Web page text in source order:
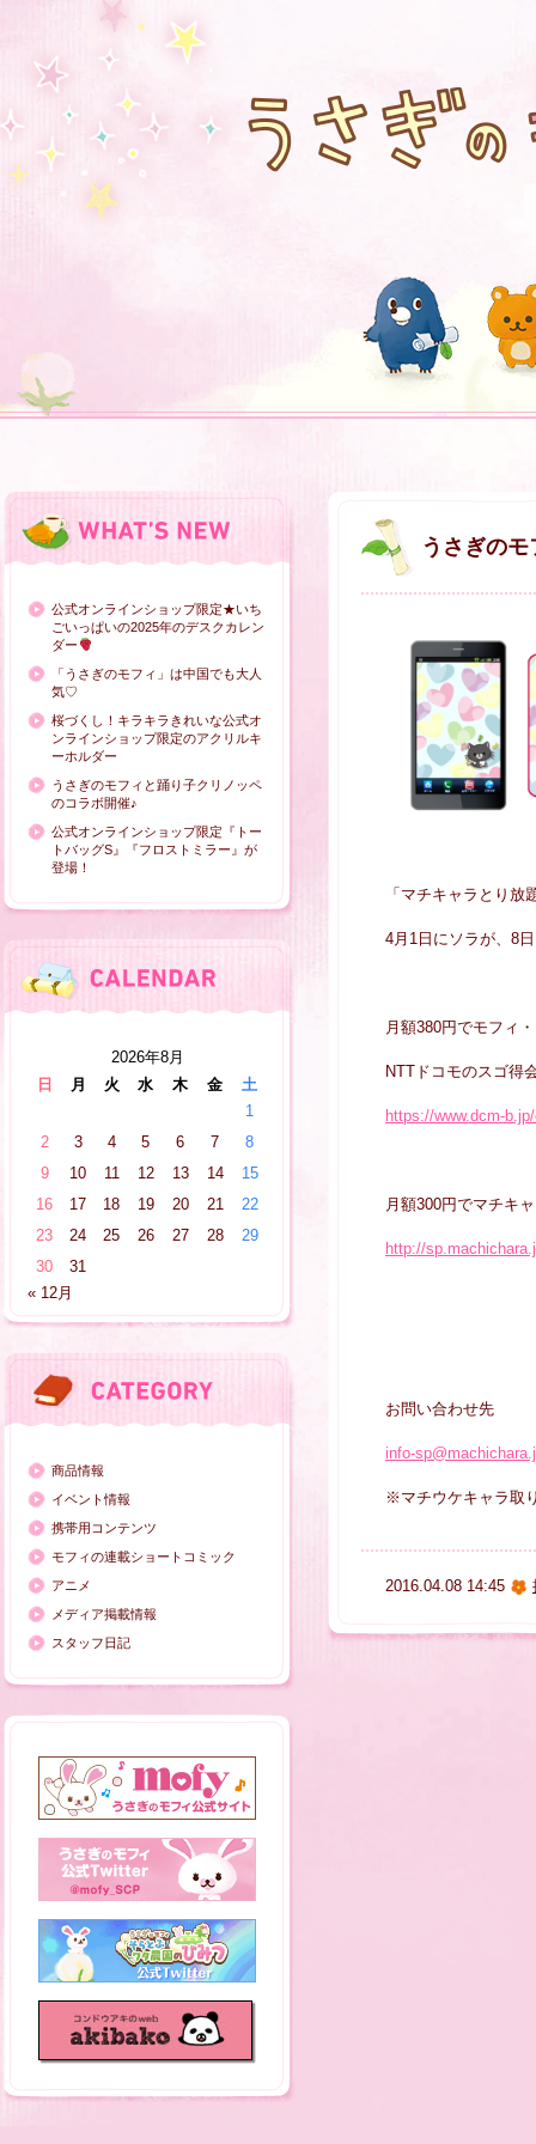
公式オンラインショップ限定★いち
ごいっぱいの2025年のデスクカレン
ダー
「うさぎのモフィ」は中国でも大人
気♡
桜づくし！キラキラきれいな公式オ
ンラインショップ限定のアクリルキ
ーホルダー
うさぎのモフィと踊り子クリノッペ
のコラボ開催♪
公式オンラインショップ限定『トー
トバッグS』『フロストミラー』が
登場！
2026年8月
日
月 火 水 木 金
土
1
2
3 4 5 6 7
8
9
10 11 12 13 14
15
16
17 18 19 20 21
22
23
24 25 26 27 28
29
30
31
« 12月
商品情報
イベント情報
携帯用コンテンツ
モフィの連載ショートコミック
アニメ
メディア掲載情報
スタッフ日記
うさぎの
「マチキャラとり
4月1日にソラが、8
月額380円でモフィ
NTTドコモのスゴ得
https://www.dcm-
月額300円でマチキ
http://
お問い合わせ先
info-
※マチウケキャラ取
2016.04.08 14:45